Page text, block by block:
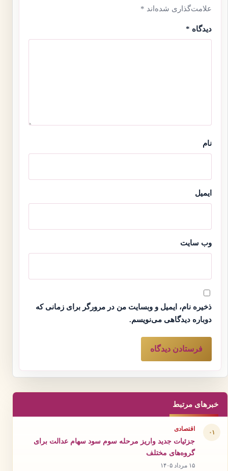
علامت‌گذاری شده‌اند *
دیدگاه *
نام
ایمیل
وب‌ سایت
ذخیره نام، ایمیل و وبسایت من در مرورگر برای زمانی که
دوباره دیدگاهی می‌نویسم.
خبرهای مرتبط
۰۱ اقتصادی
جزئیات جدید واریز مرحله سوم سود سهام عدالت برای
گروه‌های مختلف
۱۵ مرداد ۱۴۰۵